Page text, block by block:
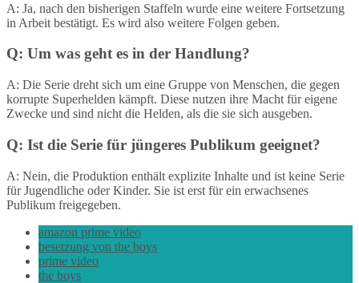
A: Ja, nach den bisherigen Staffeln wurde eine weitere Fortsetzung
in Arbeit bestätigt. Es wird also weitere Folgen geben.
Q: Um was geht es in der Handlung?
A: Die Serie dreht sich um eine Gruppe von Menschen, die gegen
korrupte Superhelden kämpft. Diese nutzen ihre Macht für eigene
Zwecke und sind nicht die Helden, als die sie sich ausgeben.
Q: Ist die Serie für jüngeres Publikum geeignet?
A: Nein, die Produktion enthält explizite Inhalte und ist keine Serie
für Jugendliche oder Kinder. Sie ist erst für ein erwachsenes
Publikum freigegeben.
amazon prime video
besetzung von the boys
prime video
the boys